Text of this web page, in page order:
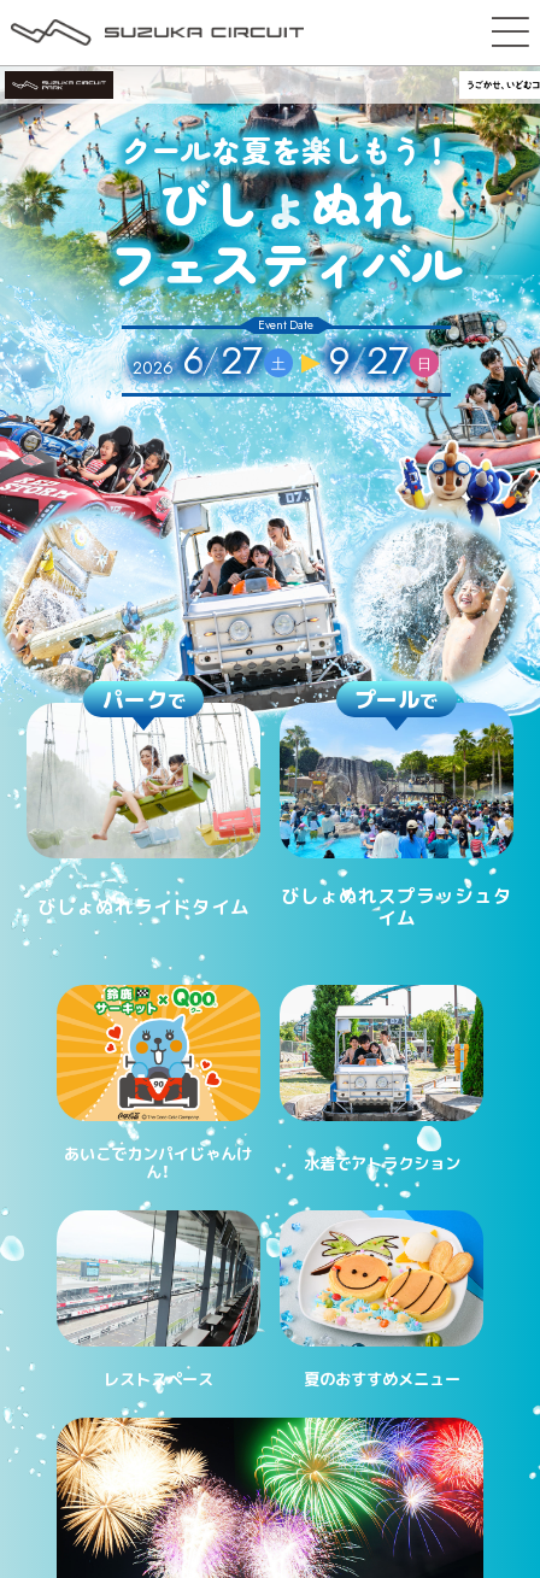
クールな夏を楽しもう！
びしょぬれ
フェスティバル
20266/27 （
土 ）〜
9/27 （
日 ）
びしょぬれライドタイム
パークで
びしょぬれスプラッシュタ
イム
プールで
あいこでカンパイじゃんけ
ん！ 水着でアトラクション
レストスペース 夏のおすすめメニュー